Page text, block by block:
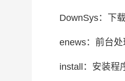
DownSys：下
enews：前台
install：安装程